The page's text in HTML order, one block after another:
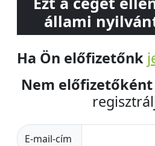
állami
Ha Ön előfizetőnk
Nem előfizetőként
E-mail-cím